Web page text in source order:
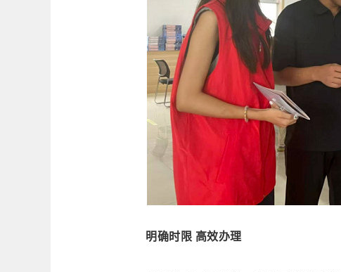
明确时限 高效办理